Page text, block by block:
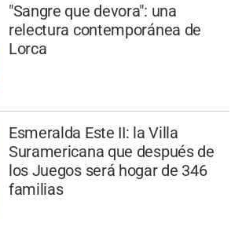
"Sangre que devora": una
relectura contemporánea de
Lorca
Esmeralda Este II: la Villa
Suramericana que después de
los Juegos será hogar de 346
familias